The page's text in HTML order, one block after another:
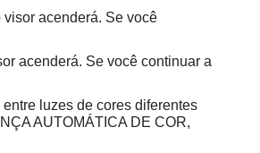
acenderá. Se você
acenderá. Se você continuar a
luzes de cores diferentes
AUTOMÁTICA DE COR,